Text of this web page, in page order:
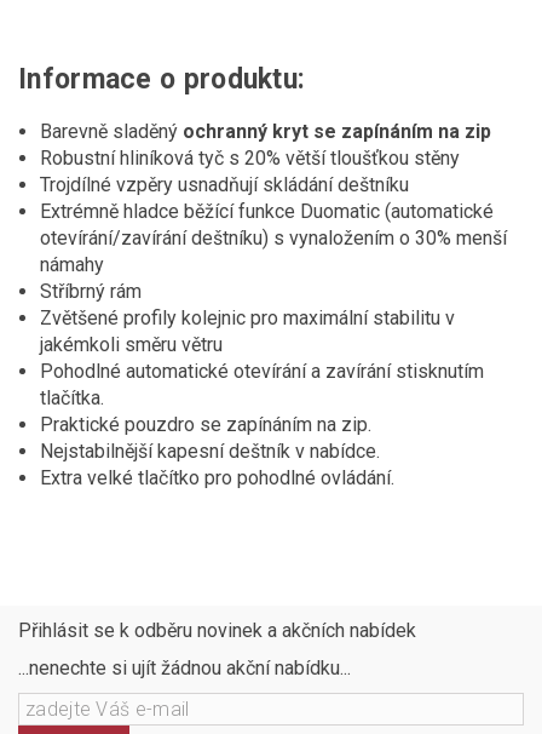
Informace o produktu:
Barevně sladěný ochranný kryt se zapínáním na zip
Robustní hliníková tyč s 20% větší tloušťkou stěny
Trojdílné vzpěry usnadňují skládání deštníku
Extrémně hladce běžící funkce Duomatic (automatické
otevírání/zavírání deštníku) s vynaložením o 30% menší
námahy
Stříbrný rám
Zvětšené profily kolejnic pro maximální stabilitu v
jakémkoli směru větru
Pohodlné automatické otevírání a zavírání stisknutím
tlačítka.
Praktické pouzdro se zapínáním na zip.
Nejstabilnější kapesní deštník v nabídce.
Extra velké tlačítko pro pohodlné ovládání.
Přihlásit se k odběru novinek a akčních nabídek
...nenechte si ujít žádnou akční nabídku...